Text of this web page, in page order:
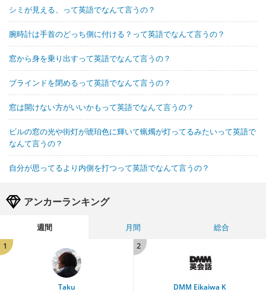
シミが見える、って英語でなんて言うの？
腕時計は手首のどっち側に付ける？って英語でなんて言うの？
窓から身を乗り出すって英語でなんて言うの？
ブラインドを閉めるって英語でなんて言うの？
窓は開けない方がいいかもって英語でなんて言うの？
ビルの窓の光や街灯が琥珀色に輝いて蝋燭が灯ってるみたいって英語で
なんて言うの？
自分が思ってるより内側を打つって英語でなんて言うの？
アンカーランキング
週間 月間
総合
1
Taku
2
DMM Eikaiwa K